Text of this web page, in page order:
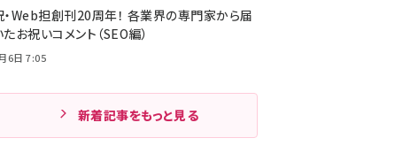
・Web担創刊20周年！ 各業界の専門家から届
たお祝いコメント（SEO編）
6日 7:05
新着記事をもっと見る